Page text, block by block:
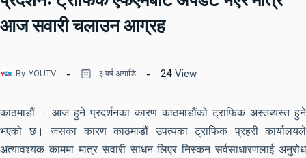
आज सवारी चलाउन आग्रह
By YOUTV ३ वर्ष अगाडि 24 View
काठमाडौं । आज हुने प्रदर्शनका कारण काठमाडौंको ट्राफिक अस्तब्यस्त हुने
भएको छ। जसका कारण काठमाडौं उपत्यका ट्राफिक प्रहरी कार्यालयले
अत्यावश्यक काममा मात्र सवारी साधन लिएर निस्कन सर्वसाधारणलाई अनुरोध